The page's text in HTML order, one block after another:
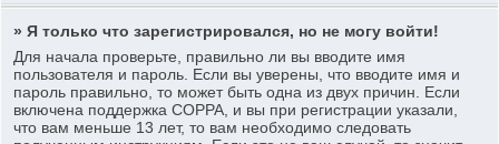
» Я только что зарегистрировался, но не могу войти!
Для начала проверьте, правильно ли вы вводите имя
пользователя и пароль. Если вы уверены, что вводите имя и
пароль правильно, то может быть одна из двух причин. Если
включена поддержка COPPA, и вы при регистрации указали,
что вам меньше 13 лет, то вам необходимо следовать